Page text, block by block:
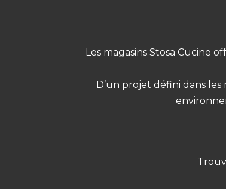
Les magasins Stosa Cucine
D’un projet défini dans